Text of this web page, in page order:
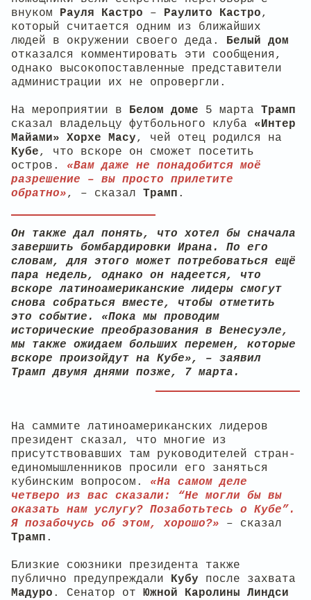
внуком Рауля Кастро – Раулито Кастро,
который считается одним из ближайших
людей в окружении своего деда. Белый дом
отказался комментировать эти сообщения,
однако высокопоставленные представители
администрации их не опровергли.
На мероприятии в Белом доме 5 марта Трамп
сказал владельцу футбольного клуба «Интер
Майами» Хорхе Масу, чей отец родился на
Кубе, что вскоре он сможет посетить
остров. «Вам даже не понадобится моё
разрешение – вы просто прилетите
обратно», – сказал Трамп .
Он также дал понять, что хотел бы сначала
завершить бомбардировки Ирана. По его
словам, для этого может потребоваться ещё
пара недель, однако он надеется, что
вскоре латиноамериканские лидеры смогут
снова собраться вместе, чтобы отметить
это событие. «Пока мы проводим
исторические преобразования в Венесуэле,
мы также ожидаем больших перемен, которые
вскоре произойдут на Кубе», – заявил
Трамп двумя днями позже, 7 марта.
На саммите латиноамериканских лидеров
президент сказал, что многие из
присутствовавших там руководителей стран-
единомышленников просили его заняться
кубинским вопросом. «На самом деле
четверо из вас сказали: “Не могли бы вы
оказать нам услугу? Позаботьтесь о Кубе”.
Я позабочусь об этом, хорошо?» – сказал
Трамп .
Близкие союзники президента также
публично предупреждали Кубу после захвата
Мадуро . Сенатор от Южной Каролины
Линдси